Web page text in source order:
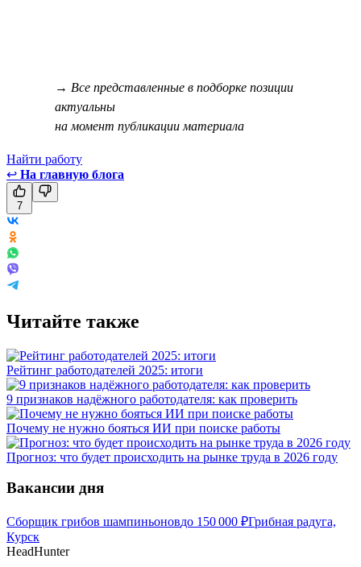
→ Все представленные в подборке позиции
актуальны
на момент публикации материала
Найти работу
↩ На главную блога
7
Читайте также
Рейтинг работодателей 2025: итоги
9 признаков надёжного работодателя: как проверить
Почему не нужно бояться ИИ при поиске работы
Прогноз: что будет происходить на рынке труда в 2026 году
Вакансии дня
Сборщик грибов шампиньоновдо 150 000 ₽Грибная радуга,
Курск
HeadHunter